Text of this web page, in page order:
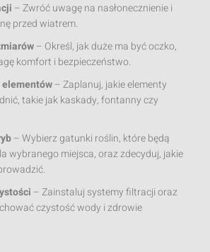
– Zwróć uwagę na nasłonecznienie i
przed wiatrem.
– Określ, jak duże ma być oczko,
komfort i bezpieczeństwo.
– Zaplanuj, jakie elementy
takie jak kaskady, fontanny czy
– Wybierz gatunki roślin, które będą
wybranego miejsca, oraz zdecyduj, jakie
– Zainstaluj systemy filtracji oraz
czystość wody i zdrowie